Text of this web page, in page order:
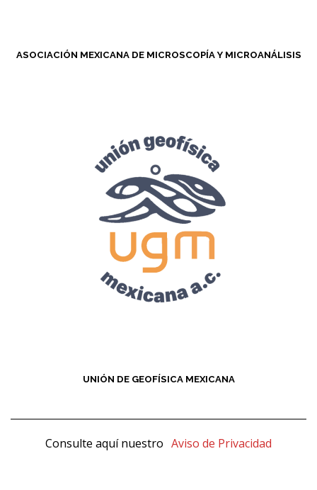
ASOCIACIÓN MEXICANA DE MICROSCOPÍA Y MICROANÁLISIS
UNIÓN DE GEOFÍSICA MEXICANA
Consulte aquí nuestro Aviso de Privacidad